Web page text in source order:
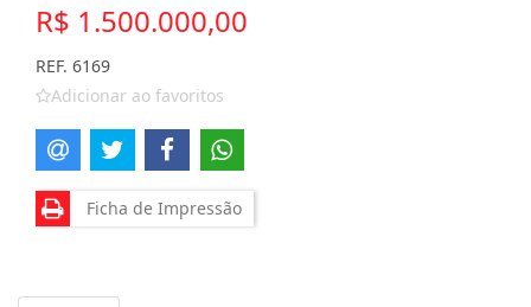
R$ 1.500.000,00
REF. 6169
Adicionar ao favoritos
Ficha de Impressão